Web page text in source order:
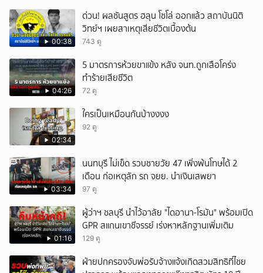
00:38
ด่วน! ผลชันสูตร ฮลุน โซโล่ ออกแล้ว สถาบันนิติ
วิทย์ฯ เผยสาเหตุเสียชีวิตเบื้องต้น
743 ดู
04:26
5 มาตรการห้วยขาแข้ง หลัง จนท.ถูกเสือโคร่ง
ทำร้ายเสียชีวิต
72 ดู
02:34
ใครเป็นเหมือนกันบ้างงงง
92 ดู
03:34
นนทบุรี ไม่เข็ด รวบชายวัย 47 เพิ่งพ้นโทษได้ 2
เดือน ก่อเหตุลัก รถ จยย. นำเงินเสพยา
97 ดู
01:16
ผู้ว่าฯ ชลบุรี นำไว้อาลัย "ไดอานา-โรมัน" พร้อมเปิด
GPR สแกนเขาชีจรรย์ เร่งหาหลักฐานเพิ่มเติม
129 ดู
ฝ่ายปกครองจับพ่อรับจ้างแจ้งเกิดสวมสิทธิที่ไชย